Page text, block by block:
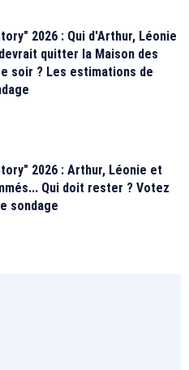
2026 : Qui d'Arthur, Léonie
quitter la Maison des
soir ? Les estimations de
2026 : Arthur, Léonie et
Qui doit rester ? Votez
sondage